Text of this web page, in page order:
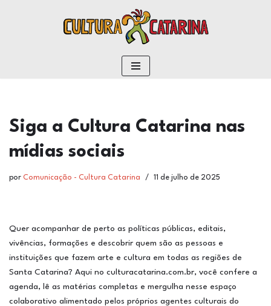
Siga a Cultura Catarina nas
mídias sociais
por Comunicação - Cultura Catarina 11 de julho de 2025
Quer acompanhar de perto as políticas públicas, editais,
vivências, formações e descobrir quem são as pessoas e
instituições que fazem arte e cultura em todas as regiões de
Santa Catarina? Aqui no culturacatarina.com.br, você confere a
agenda, lê as matérias completas e mergulha nesse espaço
colaborativo alimentado pelos próprios agentes culturais do